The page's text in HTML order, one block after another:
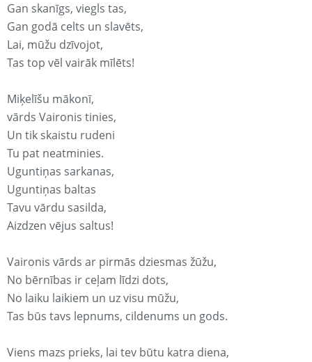
Gan skanīgs, viegls tas,
Gan godā celts un slavēts,
Lai, mūžu dzīvojot,
Tas top vēl vairāk mīlēts!
Miķelīšu mākonī,
vārds Vaironis tinies,
Un tik skaistu rudeni
Tu pat neatminies.
Uguntiņas sarkanas,
Uguntiņas baltas
Tavu vārdu sasilda,
Aizdzen vējus saltus!
Vaironis vārds ar pirmās dziesmas žūžu,
No bērnības ir ceļam līdzi dots,
No laiku laikiem un uz visu mūžu,
Tas būs tavs lepnums, cildenums un gods.
Viens mazs prieks, lai tev būtu katra diena,